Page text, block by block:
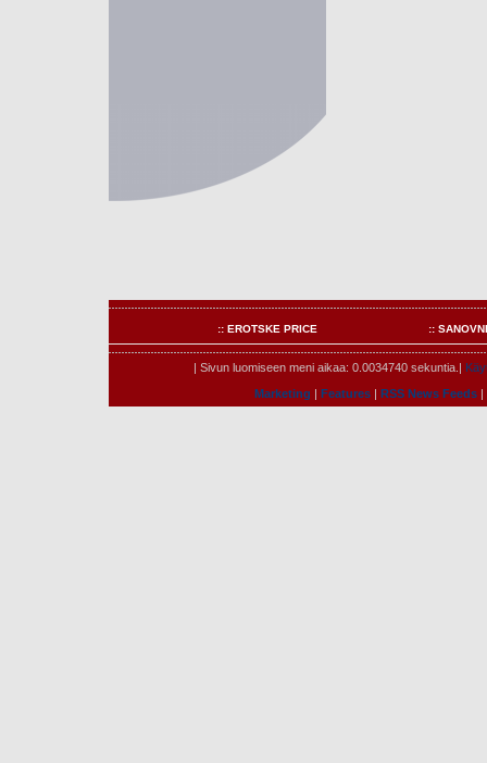
:: EROTSKE PRICE ::
| Sivun luomiseen meni aikaa: 0.0034740 sekuntia.|
Marketing | Features| RSS News Feeds|